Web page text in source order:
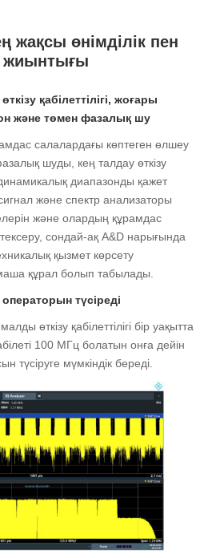
жақсы өнімділік пен
жиынтығы
қабілеттілігі, жоғары
және төмен фазалық шу
салалардағы көптеген өлшеу
шуды, кең талдау өткізу
диапазонды қажет
және спектр анализаторы
және олардың құрамдас
тексеру, сондай-ақ A&D нарығында
қызмет көрсету
құрал болып табылады.
түсіреді
өткізу қабілеттілігі бір уақытта
100 МГц болатын онға дейін
түсіруге мүмкіндік береді.